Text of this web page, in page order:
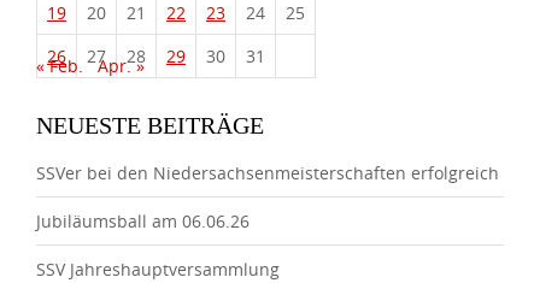
19
20 21 22 23 24
25
26
27 28 29 30 31
« Feb. Apr. »
NEUESTE BEITRÄGE
SSVer bei den Niedersachsenmeisterschaften erfolgreich
Jubiläumsball am 06.06.26
SSV Jahreshauptversammlung